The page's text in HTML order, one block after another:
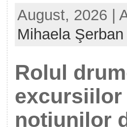
August, 2026 |
Mihaela Şerban
Rolul
excursiilor
noțiunilor